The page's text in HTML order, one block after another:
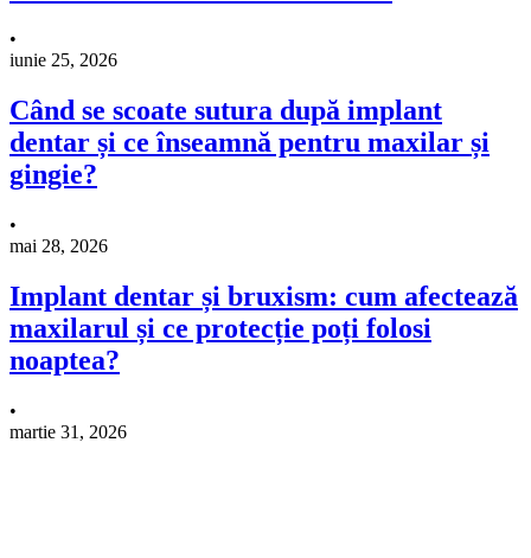
•
iunie 25, 2026
Când se scoate sutura după implant
dentar și ce înseamnă pentru maxilar și
gingie?
•
mai 28, 2026
Implant dentar și bruxism: cum afectează
maxilarul și ce protecție poți folosi
noaptea?
•
martie 31, 2026